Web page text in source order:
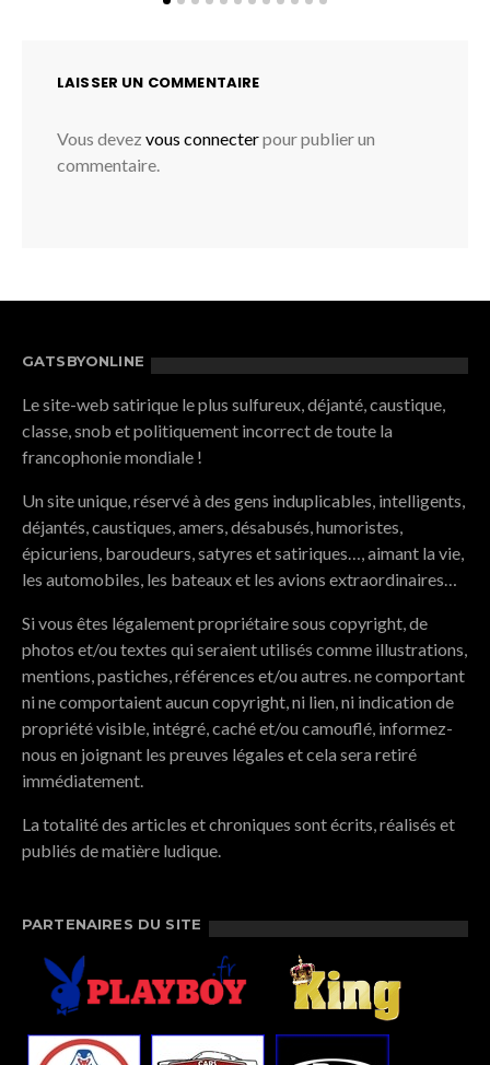
LAISSER UN COMMENTAIRE
Vous devez vous connecterpour publier un
commentaire.
GATSBYONLINE
Le site-web satirique le plus sulfureux, déjanté, caustique,
classe, snob et politiquement incorrect de toute la
francophonie mondiale !
Un site unique, réservé à des gens induplicables, intelligents,
déjantés, caustiques, amers, désabusés, humoristes,
épicuriens, baroudeurs, satyres et satiriques…, aimant la vie,
les automobiles, les bateaux et les avions extraordinaires…
Si vous êtes légalement propriétaire sous copyright, de
photos et/ou textes qui seraient utilisés comme illustrations,
mentions, pastiches, références et/ou autres. ne comportant
ni ne comportaient aucun copyright, ni lien, ni indication de
propriété visible, intégré, caché et/ou camouflé, informez-
nous en joignant les preuves légales et cela sera retiré
immédiatement.
La totalité des articles et chroniques sont écrits, réalisés et
publiés de matière ludique.
PARTENAIRES DU SITE